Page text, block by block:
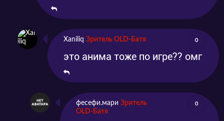
Xaniliq Зритель OLD-Батя 0
это анима тоже по игре?? омг
фесефи.мари Зритель
OLD-Батя
0